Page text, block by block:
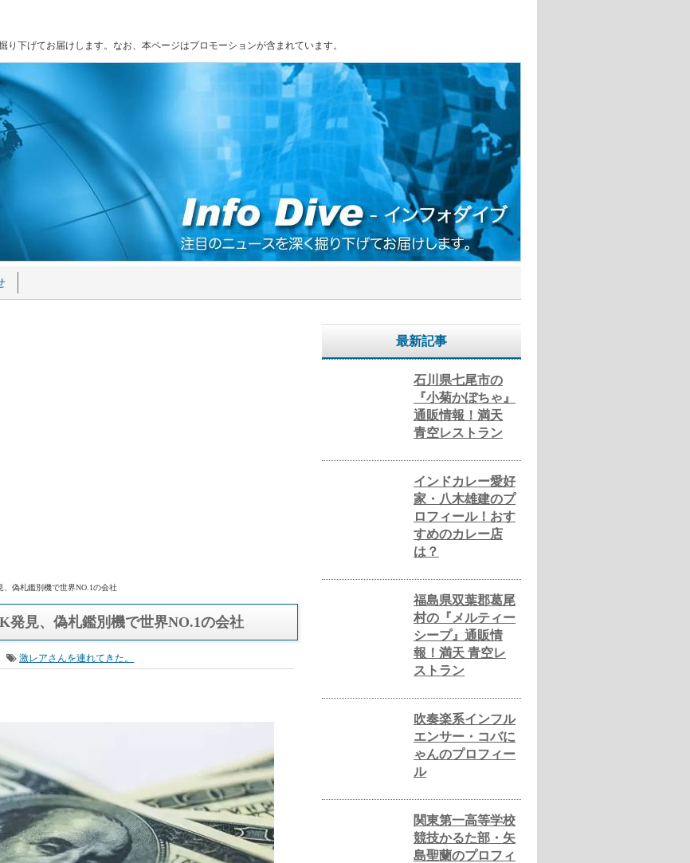
下げてお届けします。なお、本ページはプロモーションが含まれています。
偽札鑑別機で世界NO.1の会社
発見、偽札鑑別機で世界NO.1の会社
激レアさんを連れてきた。
最新記事
石川県七尾市の
『小菊かぼちゃ』
通販情報！満天
青空レストラン
インドカレー愛好
家・八木雄建のプ
ロフィール！おす
すめのカレー店
は？
福島県双葉郡葛尾
村の『メルティー
シープ』通販情
報！満天 青空レ
ストラン
吹奏楽系インフル
エンサー・コバに
ゃんのプロフィー
ル
関東第一高等学校
競技かるた部・矢
島聖蘭のプロフィ